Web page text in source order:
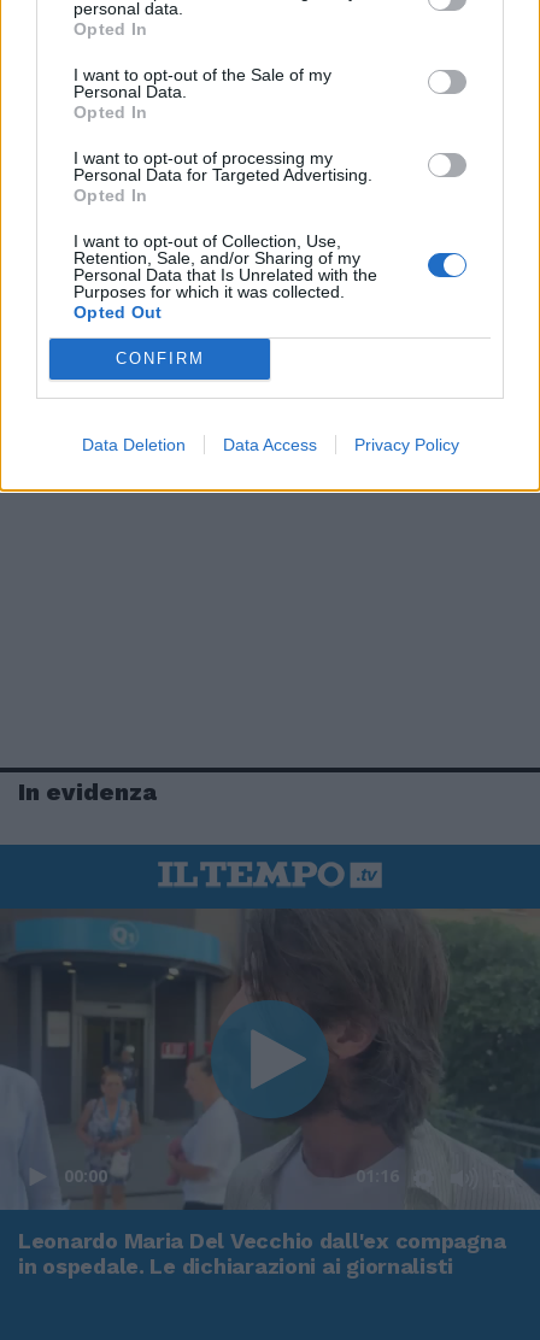
personal data.
Opted In
I want to opt-out of the Sale of my
Personal Data.
Opted In
I want to opt-out of processing my
Personal Data for Targeted Advertising.
Opted In
I want to opt-out of Collection, Use,
Retention, Sale, and/or Sharing of my
Personal Data that Is Unrelated with the
Purposes for which it was collected.
Opted Out
CONFIRM
Data Deletion Data Access Privacy Policy
In evidenza
00:00 01:16
Leonardo Maria Del Vecchio dall'ex compagna
in ospedale. Le dichiarazioni ai giornalisti